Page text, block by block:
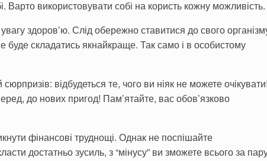
Варто використовувати собі на користь кожну можливість.
здоров’ю. Слід обережно ставитися до свого
буде складатись якнайкраще. Так само і в особистому
відбудеться те, чого ви ніяк не можете очікувати!
до нових пригод! Пам’ятайте, вас обов’язково
фінансові труднощі. Однак не поспішайте
достатньо зусиль, з “мінусу” ви зможете всього за